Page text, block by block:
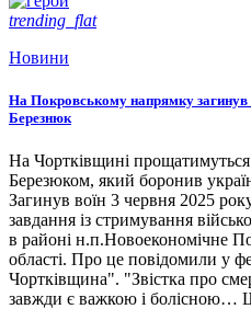
trending_flat
Новини
На Покровському напрямку загинув
Березнюк
На Чортківщині прощатимуться
Березюком, який боронив
Загинув воїн 3 червня 2025
завдання із стримування
в районі н.п.Новоекономічне
області. Про це повідомили у
Чортківщина". "Звістка про
завжди є важкою і болісною…